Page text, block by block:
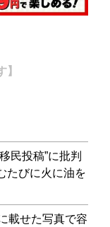
民投稿”に批判
たびに火に油を
載せた写真で容